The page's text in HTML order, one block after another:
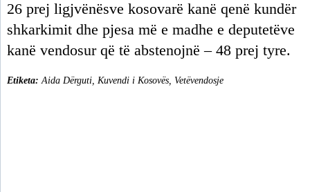
26 prej ligjvënësve kosovarë kanë qenë kundër
shkarkimit dhe pjesa më e madhe e deputetëve
kanë vendosur që të abstenojnë – 48 prej tyre.
Etiketa: Aida Dërguti Kuvendi i Kosovës Vetëvendosje